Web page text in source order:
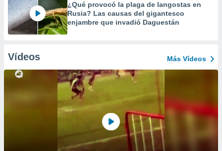
¿Qué provocó la plaga de langostas en
Rusia? Las causas del gigantesco
enjambre que invadió Daguestán
Vídeos Más Vídeos